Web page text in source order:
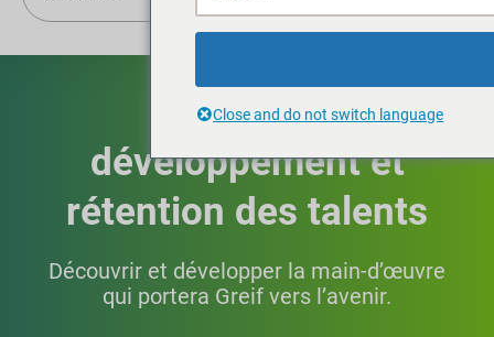
Attraction,
développement et
rétention des talents
Découvrir et développer la main-d’œuvre
qui portera Greif vers l’avenir.
Close and do not switch language